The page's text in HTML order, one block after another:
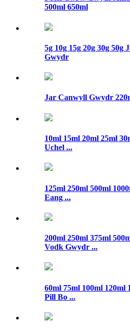
500ml 650ml
5g 10g 15g 20g 30g 50g
Gwydr
Jar Canwyll Gwydr
10ml 15ml 20ml 25ml
Uchel ...
125ml 250ml 500ml
Eang ...
200ml 250ml 375ml
Vodk Gwydr ...
60ml 75ml 100ml 120ml
Pill Bo ...